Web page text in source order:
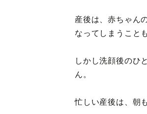
産後は、赤ちゃん
なってしまうことも
しかし洗顔後のひ
ん。
忙しい産後は、朝